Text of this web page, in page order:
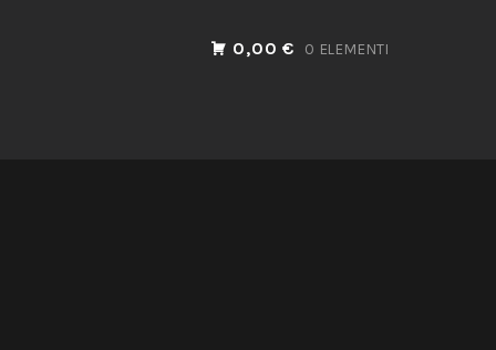
0,00 € 0 ELEMENTI